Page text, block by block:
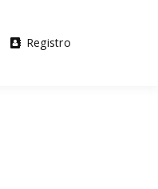
Registro